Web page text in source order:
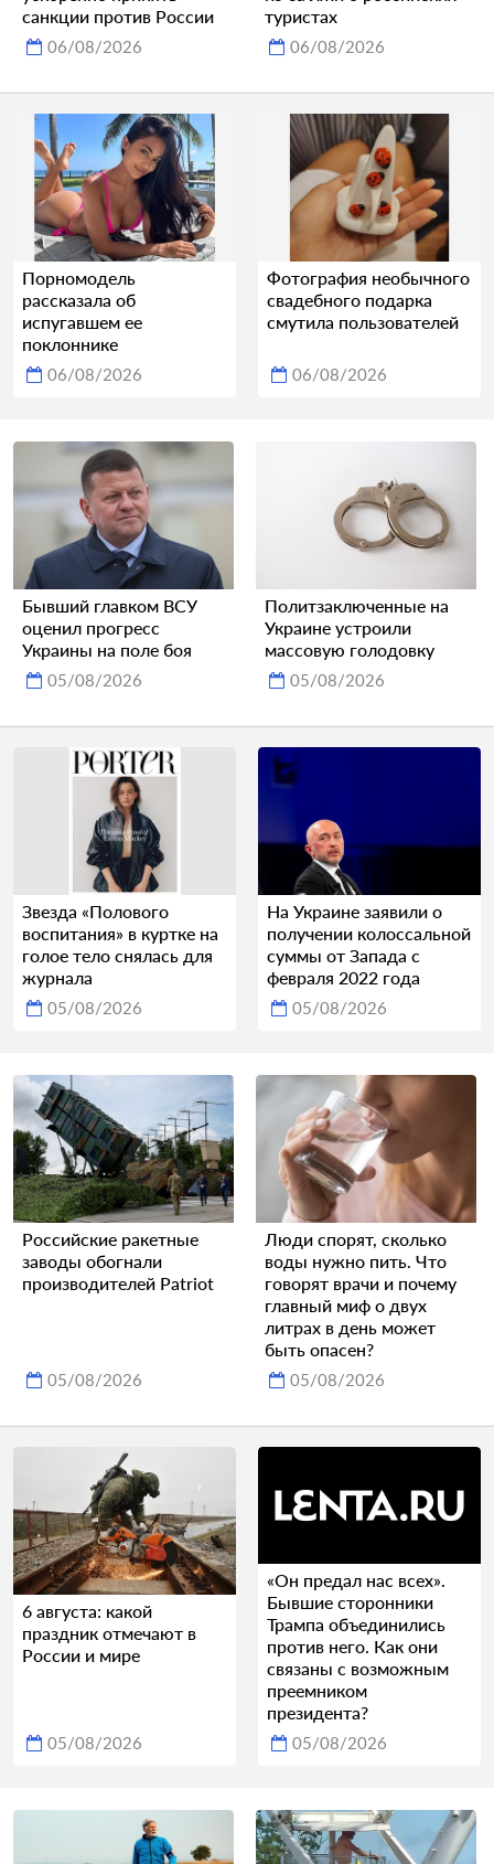
санкции против России
06/08/2026
туристах
06/08/2026
Порномодель
рассказала об
испугавшем ее
поклоннике
06/08/2026
Фотография необычного
свадебного подарка
смутила пользователей
06/08/2026
Бывший главком ВСУ
оценил прогресс
Украины на поле боя
05/08/2026
Политзаключенные на
Украине устроили
массовую голодовку
05/08/2026
Звезда «Полового
воспитания» в куртке на
голое тело снялась для
журнала
05/08/2026
На Украине заявили о
получении колоссальной
суммы от Запада с
февраля 2022 года
05/08/2026
Российские ракетные
заводы обогнали
производителей Patriot
05/08/2026
Люди спорят, сколько
воды нужно пить. Что
говорят врачи и почему
главный миф о двух
литрах в день может
быть опасен?
05/08/2026
6 августа: какой
праздник отмечают в
России и мире
05/08/2026
«Он предал нас всех».
Бывшие сторонники
Трампа объединились
против него. Как они
связаны с возможным
преемником
президента?
05/08/2026